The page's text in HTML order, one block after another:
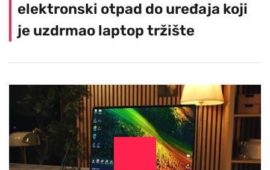
elektronski otpad do uređaja koji
je uzdrmao laptop tržište